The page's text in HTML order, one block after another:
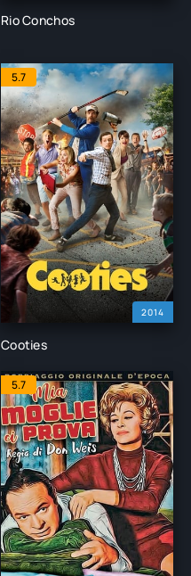
Rio Conchos
2014
5.7
Cooties
5.7